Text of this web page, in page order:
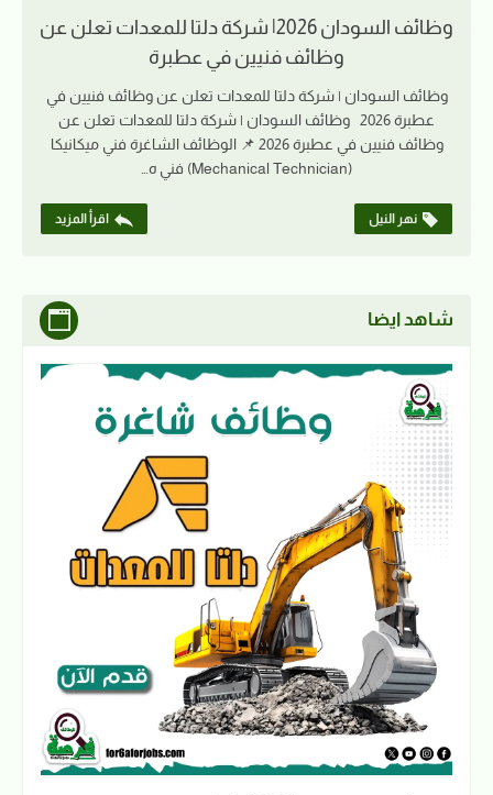
وظائف السودان 2026| شركة دلتا للمعدات تعلن عن
وظائف فنيين في عطبرة
وظائف السودان | شركة دلتا للمعدات تعلن عن وظائف فنيين في
عطبرة 2026 وظائف السودان | شركة دلتا للمعدات تعلن عن
وظائف فنيين في عطبرة 2026 📌 الوظائف الشاغرة فني ميكانيكا
(Mechanical Technician) فني ه…
نهر النيل اقرأ المزيد
شاهد ايضا